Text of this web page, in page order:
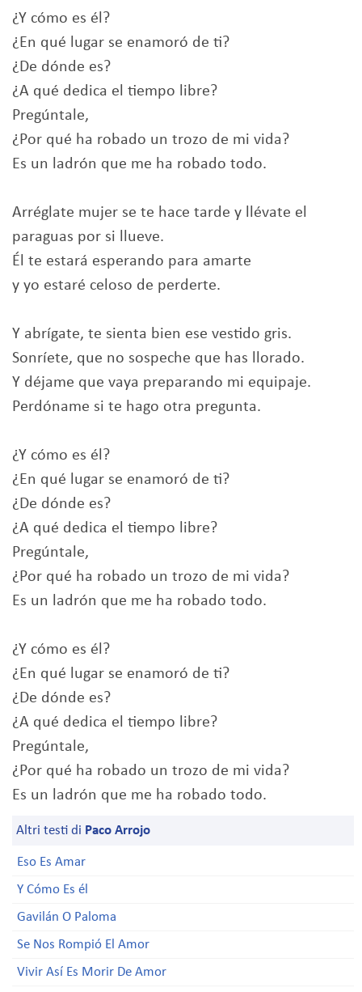
¿Y cómo es él?
¿En qué lugar se enamoró de ti?
¿De dónde es?
¿A qué dedica el tiempo libre?
Pregúntale,
¿Por qué ha robado un trozo de mi vida?
Es un ladrón que me ha robado todo.
Arréglate mujer se te hace tarde y llévate el
paraguas por si llueve.
Él te estará esperando para amarte
y yo estaré celoso de perderte.
Y abrígate, te sienta bien ese vestido gris.
Sonríete, que no sospeche que has llorado.
Y déjame que vaya preparando mi equipaje.
Perdóname si te hago otra pregunta.
¿Y cómo es él?
¿En qué lugar se enamoró de ti?
¿De dónde es?
¿A qué dedica el tiempo libre?
Pregúntale,
¿Por qué ha robado un trozo de mi vida?
Es un ladrón que me ha robado todo.
¿Y cómo es él?
¿En qué lugar se enamoró de ti?
¿De dónde es?
¿A qué dedica el tiempo libre?
Pregúntale,
¿Por qué ha robado un trozo de mi vida?
Es un ladrón que me ha robado todo.
Altri testi di Paco Arrojo
Eso Es Amar
Y Cómo Es él
Gavilán O Paloma
Se Nos Rompió El Amor
Vivir Así Es Morir De Amor